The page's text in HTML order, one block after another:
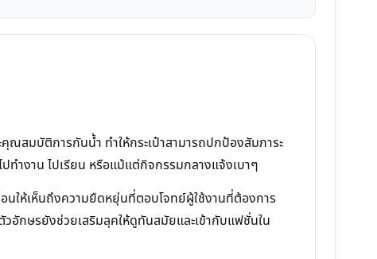
ณสมบัติการกันน้ำ ทำให้กระเป๋าสามารถปกป้องสัมภาระ
ปทำงาน ไปเรียน หรือแม้แต่กิจกรรมกลางแจ้งเบาๆ
ให้เห็นถึงความยืดหยุ่นที่ตอบโจทย์ผู้ใช้งานที่ต้องการ
กษรยังช่วยเสริมลุคให้ดูทันสมัยและเข้ากับแฟชั่นใน